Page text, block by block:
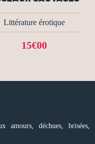
Littérature érotique
15€00
déchues, brisées,